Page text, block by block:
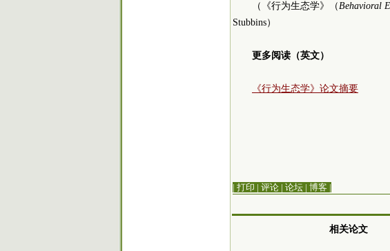
（《行为生态学》（Behavioral
Stubbins）
更多阅读（英文）
《行为生态学》论文摘要
| 打印 | 评论 | 论坛 | 博客 |
相关论文